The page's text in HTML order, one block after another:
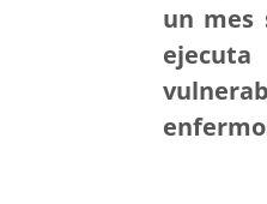
un mes